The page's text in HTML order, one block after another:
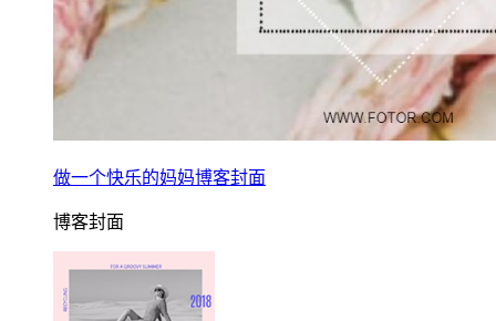
做一个快乐的妈妈博客封面
博客封面